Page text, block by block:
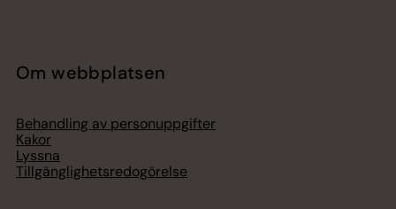
Om webbplatsen
Behandling av personuppgifter
Kakor
Lyssna
Tillgänglighetsredogörelse